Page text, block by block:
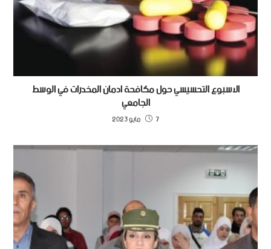
الاسبوع التحسيسي حول مكافحة ادمان المخدرات في الوسط
الجامعي
7 مايو 2023